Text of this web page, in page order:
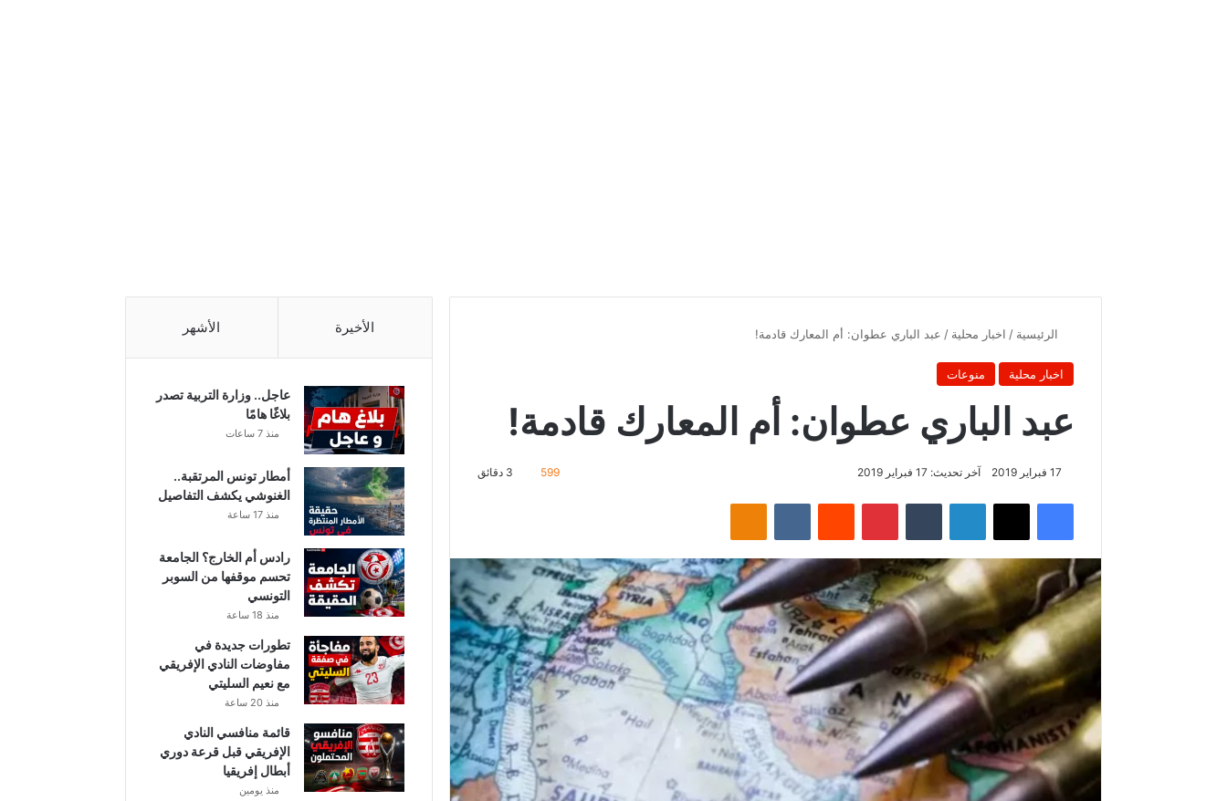
الرئيسية / اخبار محلية / عبد الباري عطوان: أم المعارك قادمة!
اخبار محلية منوعات
عبد الباري عطوان: أم المعارك قادمة!
17 فبراير 2019 آخر تحديث: 17 فبراير 2019 599
فيسبوك لينكدإن بينتيريست
الأخيرة الأشهر
عاجل.. وزارة التربية تصدر
بلاغًا هامًا
منذ 7 ساعات
أمطار تونس المرتقبة..
الغنوشي يكشف التفاصيل
منذ 17 ساعة
رادس أم الخارج؟ الجامعة
تحسم موقفها من السوبر
التونسي
منذ 18 ساعة
تطورات جديدة في
مفاوضات النادي الإفريقي
مع نعيم السليتي
منذ 20 ساعة
قائمة منافسي النادي
الإفريقي قبل قرعة دوري
أبطال إفريقيا
منذ يومين